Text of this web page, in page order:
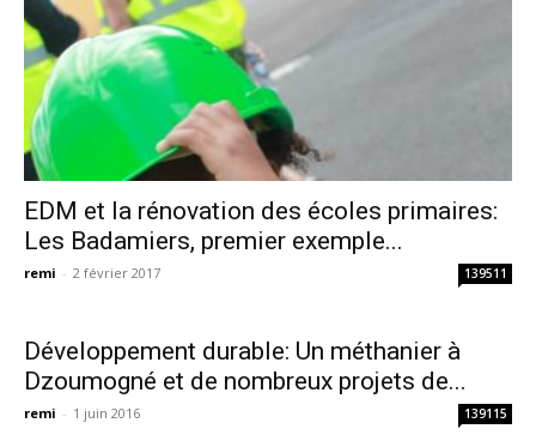
EDM et la rénovation des écoles primaires:
Les Badamiers, premier exemple...
remi - 2 février 2017 139511
Développement durable: Un méthanier à
Dzoumogné et de nombreux projets de...
remi - 1 juin 2016 139115